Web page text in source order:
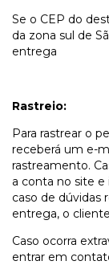
Se o CEP do
da zona sul de
entrega
Rastreio:
Para rastrear o
receberá um e-
rastreamento.
a conta no site e
caso de dúvidas
entrega, o
Caso ocorra
entrar em